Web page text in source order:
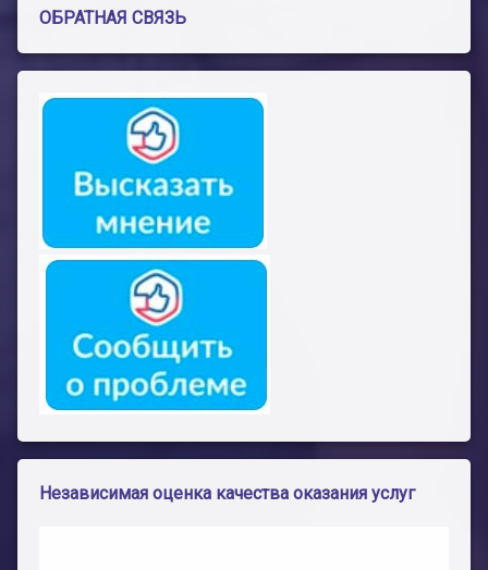
ОБРАТНАЯ СВЯЗЬ
Независимая оценка качества оказания услуг